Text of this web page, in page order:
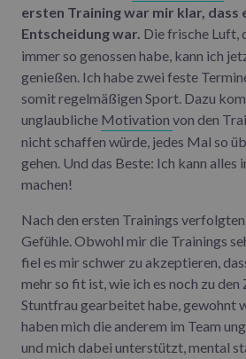
ersten Training war mir klar, dass
Entscheidung war. Die frische Luft,
immer so genossen habe, kann ich
genießen. Ich habe zwei feste
somit regelmäßigen Sport. Dazu
unglaubliche Motivation von den
nicht schaffen würde, jedes Mal so
gehen. Und das Beste: Ich kann alles
machen!
Nach den ersten Trainings
Gefühle. Obwohl mir die Trainings
fiel es mir schwer zu akzeptieren,
mehr so fit ist, wie ich es noch zu den
Stuntfrau gearbeitet habe, gewohnt
haben mich die anderem im Team
und mich dabei unterstützt, mental